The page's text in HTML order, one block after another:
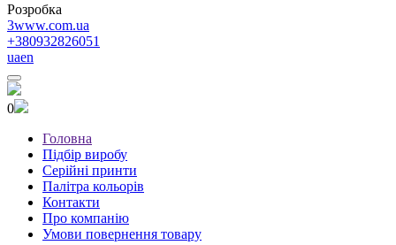
Розробка
3www.com.ua
+380932826051
uaen
0
Головна
Підбір виробу
Серійні принти
Палітра кольорів
Контакти
Про компанію
Умови повернення товару